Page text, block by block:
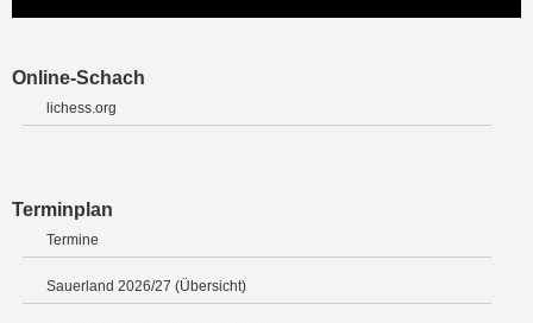
Online-Schach
lichess.org
Terminplan
Termine
Sauerland 2026/27 (Übersicht)